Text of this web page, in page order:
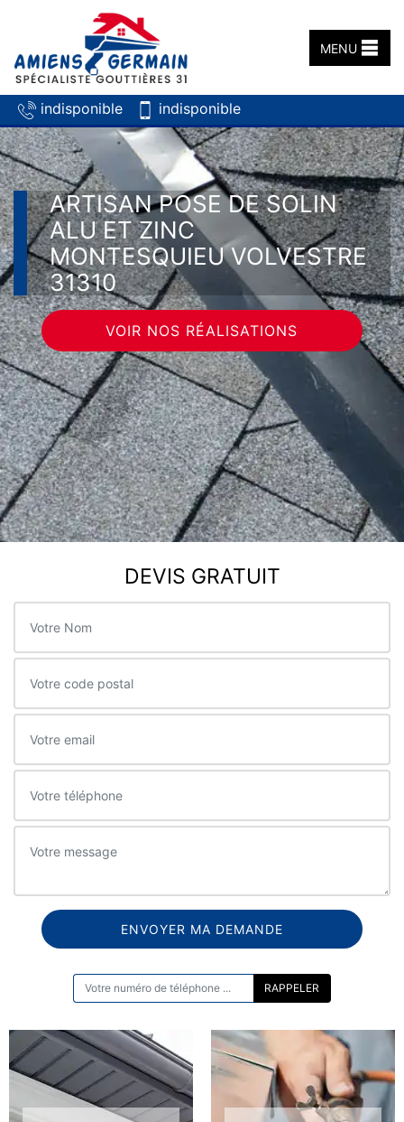
indisponible indisponible
MENU
ARTISAN POSE DE SOLIN
ALU ET ZINC
MONTESQUIEU VOLVESTRE
31310
VOIR NOS RÉALISATIONS
DEVIS GRATUIT